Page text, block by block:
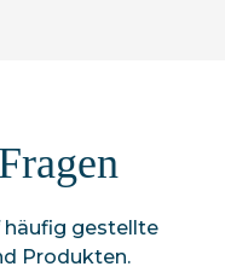
häufig gestellte
Produkten.